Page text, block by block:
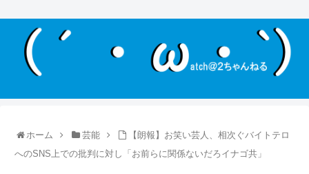
ホーム 芸能
【朗報】お笑い芸人、相次ぐバイトテロ
へのSNS上での批判に対し「お前らに関係ないだろイナゴ共」